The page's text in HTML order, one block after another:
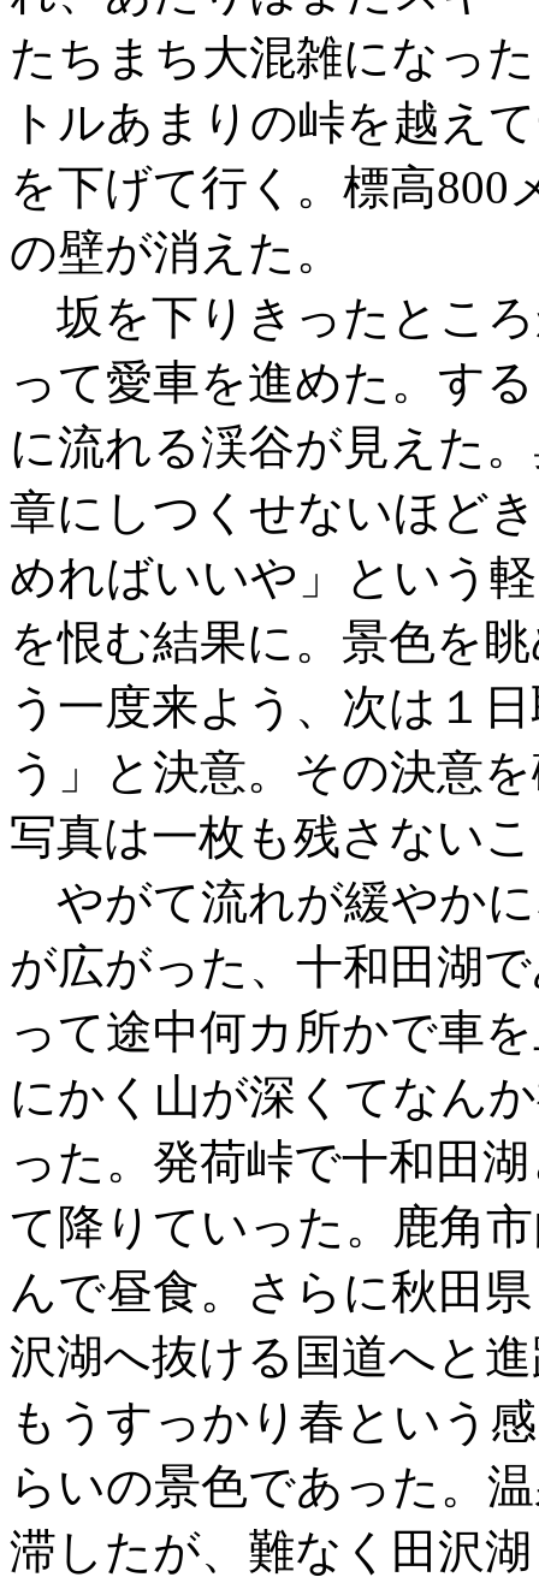
たちまち大混雑になっ
トルあまりの峠を越え
を下げて行く。標高
の壁が消えた。
坂を下りきったとこ
って愛車を進めた。す
に流れる渓谷が見えた
章にしつくせないほど
めればいいや」という
を恨む結果に。景色を
う一度来よう、次は１
う」と決意。その決意
写真は一枚も残さない
やがて流れが緩やか
が広がった、十和田湖
って途中何カ所かで車
にかく山が深くてなん
った。発荷峠で十和田
て降りていった。鹿角
んで昼食。さらに秋田
沢湖へ抜ける国道へと
もうすっかり春という
らいの景色であった。
滞したが、難なく田沢